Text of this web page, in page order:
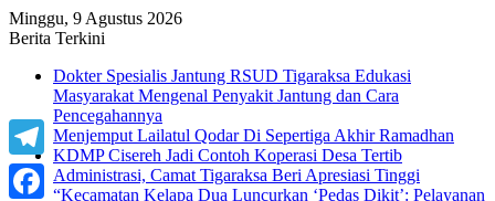
Minggu, 9 Agustus 2026
Berita Terkini
Dokter Spesialis Jantung RSUD Tigaraksa Edukasi
Masyarakat Mengenal Penyakit Jantung dan Cara
Pencegahannya
Menjemput Lailatul Qodar Di Sepertiga Akhir Ramadhan
KDMP Cisereh Jadi Contoh Koperasi Desa Tertib
Administrasi, Camat Tigaraksa Beri Apresiasi Tinggi
“Kecamatan Kelapa Dua Luncurkan ‘Pedas Dikit’: Pelayanan
Telegram